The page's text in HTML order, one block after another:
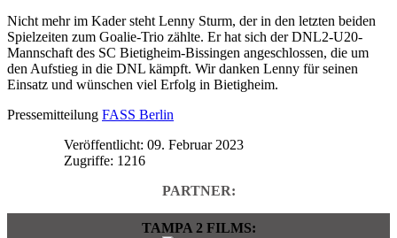
Nicht mehr im Kader steht Lenny Sturm, der in den letzten beiden
Spielzeiten zum Goalie-Trio zählte. Er hat sich der DNL2-U20-
Mannschaft des SC Bietigheim-Bissingen angeschlossen, die um
den Aufstieg in die DNL kämpft. Wir danken Lenny für seinen
Einsatz und wünschen viel Erfolg in Bietigheim.
Pressemitteilung FASS Berlin
Veröffentlicht: 09. Februar 2023
Zugriffe: 1216
PARTNER:
TAMPA 2 FILMS: